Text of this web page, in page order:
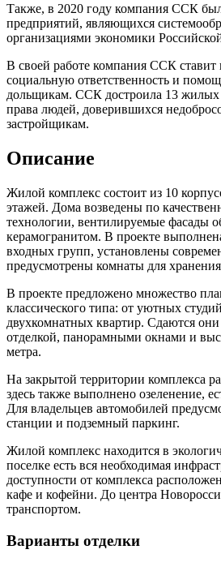
Также, в 2020 году компания ССК
предприятий, являющихся
организациями экономики
В своей работе компания ССК ставит
социальную ответственность и
дольщикам. ССК достроила 13 жилых
права людей, доверившихся
застройщикам.
Описание
Жилой комплекс состоит из 10
этажей. Дома возведены по
технологии, вентилируемые фасады
керамогранитом. В проекте
входных групп, установлены
предусмотрены комнаты для
В проекте предложено множество
классического типа: от уютных
двухкомнатных квартир. Сдаются
отделкой, панорамными окнами и
метра.
На закрытой территории комплекса
здесь также выполнено озеленение,
Для владельцев автомобилей
станции и подземный паркинг.
Жилой комплекс находится в
поселке есть вся необходимая
доступности от комплекса
кафе и кофейни. До центра
транспортом.
Варианты отделки